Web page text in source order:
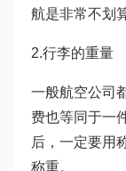
航是非常不划
2.行李的重量
一般航空公司
费也等同于一
后，一定要用
称重。